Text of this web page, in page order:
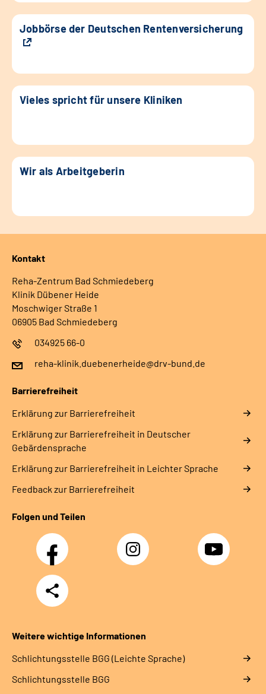
Jobbörse der Deutschen Rentenversicherung
Vieles spricht für unsere Kliniken
Wir als Arbeitgeberin
Kontakt
Reha-Zentrum Bad Schmiedeberg
Klinik Dübener Heide
Moschwiger Straße 1
06905 Bad Schmiedeberg
034925 66-0
reha-klinik.duebenerheide@drv-bund.de
Barrierefreiheit
Erklärung zur Barrierefreiheit
Erklärung zur Barrierefreiheit in Deutscher
Gebärdensprache
Erklärung zur Barrierefreiheit in Leichter Sprache
Feedback zur Barrierefreiheit
Folgen und Teilen
Facebook Instagram YouTube
Teilen
Weitere wichtige Informationen
Schlich­tungs­stel­le BGG (Leichte Sprache)
Schlich­tungs­stel­le BGG